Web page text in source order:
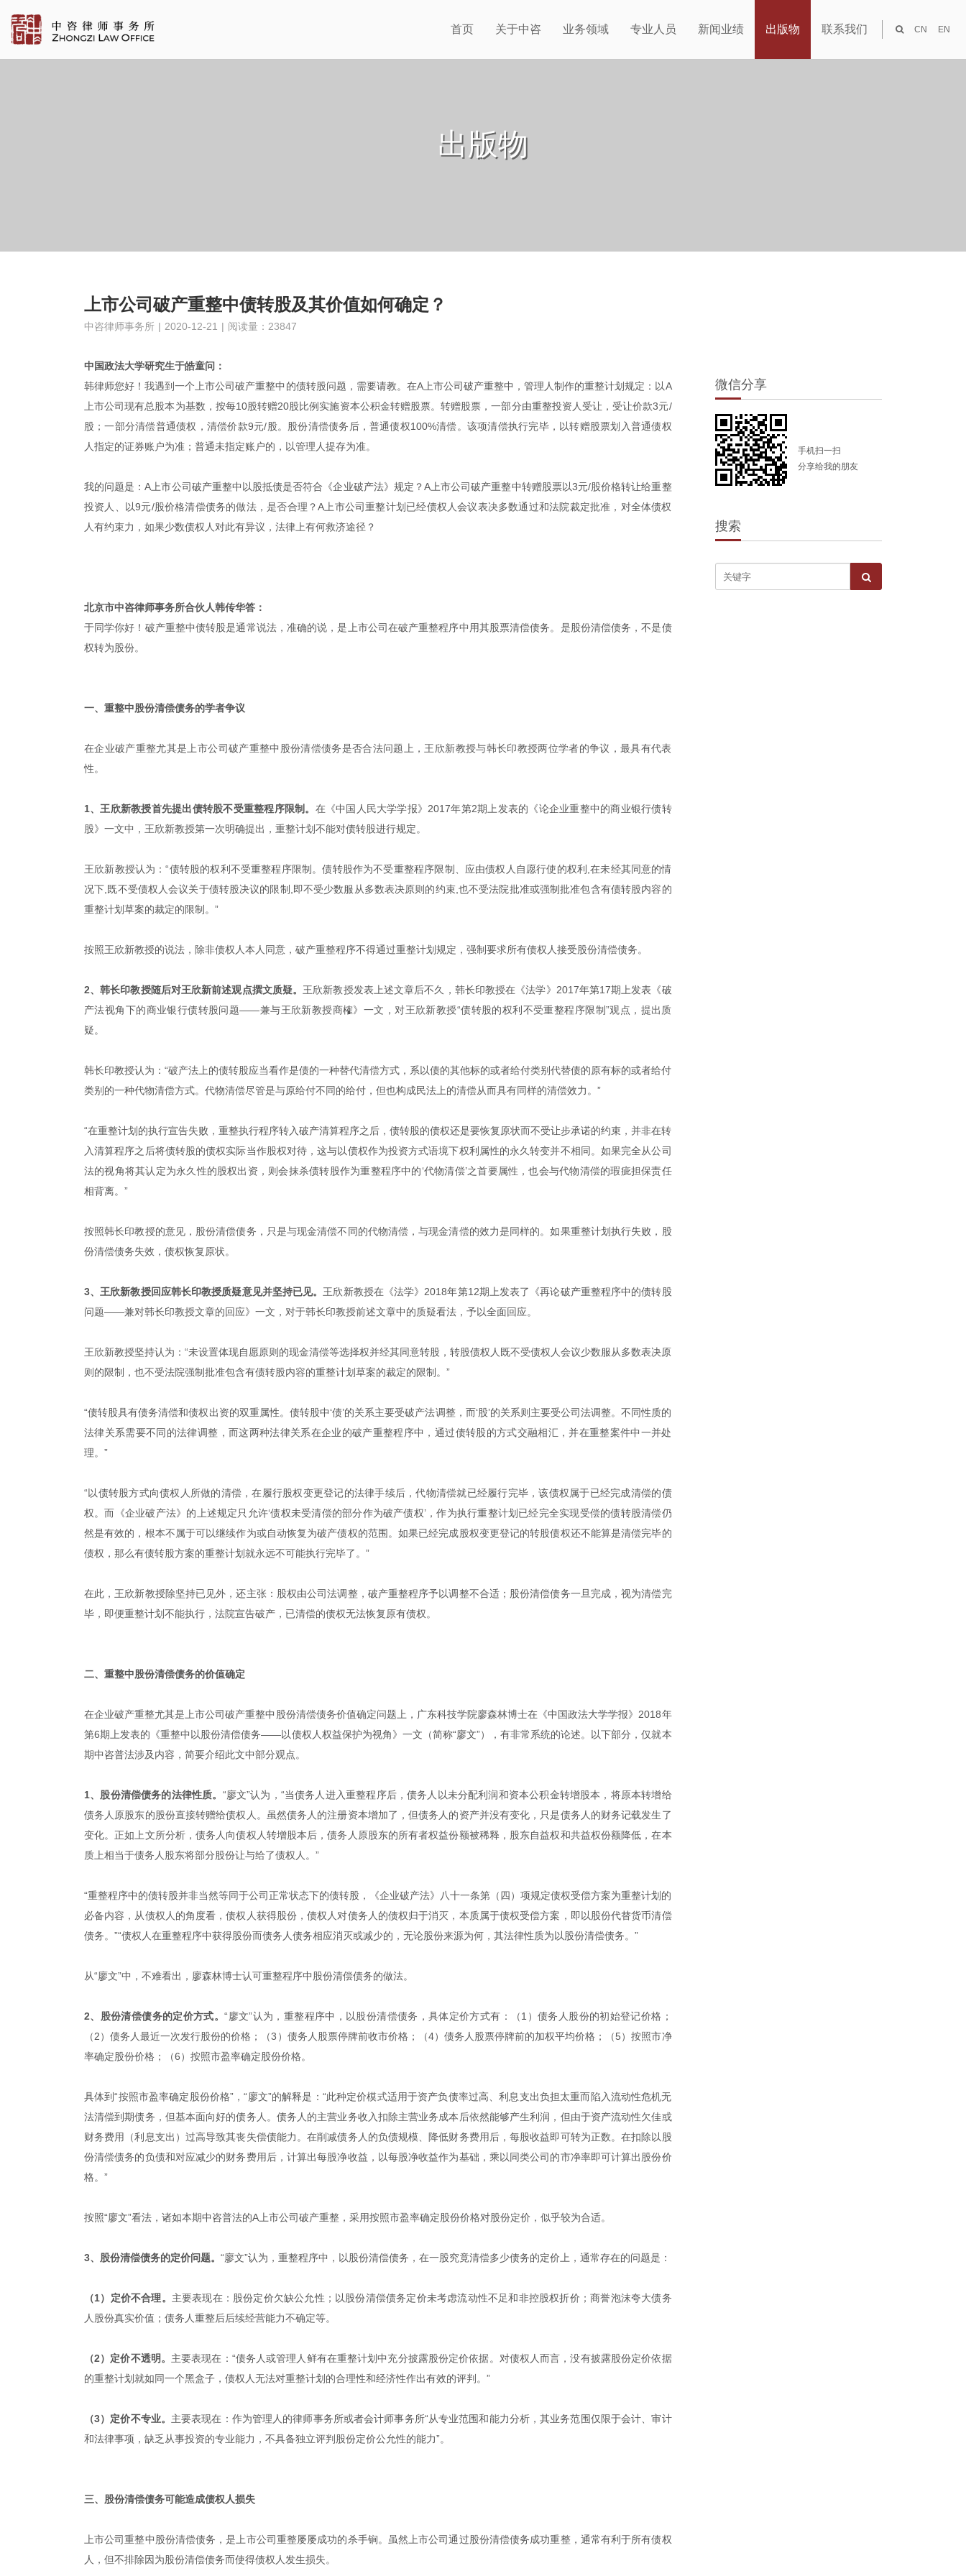
首页 关于中咨 业务领域 专业人员 新闻业绩 出版物 联系我们 CN EN
出版物
上市公司破产重整中债转股及其价值如何确定？
中咨律师事务所 | 2020-12-21 | 阅读量：23847
中国政法大学研究生于皓童问：
韩律师您好！我遇到一个上市公司破产重整中的债转股问题，需要请教。在A上市公司破产重整中，管理人制作的重整计划规定：以A
上市公司现有总股本为基数，按每10股转赠20股比例实施资本公积金转赠股票。转赠股票，一部分由重整投资人受让，受让价款3元/
股；一部分清偿普通债权，清偿价款9元/股。股份清偿债务后，普通债权100%清偿。该项清偿执行完毕，以转赠股票划入普通债权
人指定的证券账户为准；普通未指定账户的，以管理人提存为准。
我的问题是：A上市公司破产重整中以股抵债是否符合《企业破产法》规定？A上市公司破产重整中转赠股票以3元/股价格转让给重整
投资人、以9元/股价格清偿债务的做法，是否合理？A上市公司重整计划已经债权人会议表决多数通过和法院裁定批准，对全体债权
人有约束力，如果少数债权人对此有异议，法律上有何救济途径？
北京市中咨律师事务所合伙人韩传华答：
于同学你好！破产重整中债转股是通常说法，准确的说，是上市公司在破产重整程序中用其股票清偿债务。是股份清偿债务，不是债
权转为股份。
一、重整中股份清偿债务的学者争议
在企业破产重整尤其是上市公司破产重整中股份清偿债务是否合法问题上，王欣新教授与韩长印教授两位学者的争议，最具有代表
性。
1、王欣新教授首先提出债转股不受重整程序限制。 在《中国人民大学学报》2017年第2期上发表的《论企业重整中的商业银行债转
股》一文中，王欣新教授第一次明确提出，重整计划不能对债转股进行规定。
王欣新教授认为：“债转股的权利不受重整程序限制。债转股作为不受重整程序限制、应由债权人自愿行使的权利,在未经其同意的情
况下,既不受债权人会议关于债转股决议的限制,即不受少数服从多数表决原则的约束,也不受法院批准或强制批准包含有债转股内容的
重整计划草案的裁定的限制。”
按照王欣新教授的说法，除非债权人本人同意，破产重整程序不得通过重整计划规定，强制要求所有债权人接受股份清偿债务。
2、韩长印教授随后对王欣新前述观点撰文质疑。 王欣新教授发表上述文章后不久，韩长印教授在《法学》2017年第17期上发表《破
产法视角下的商业银行债转股问题——兼与王欣新教授商榷》一文，对王欣新教授“债转股的权利不受重整程序限制”观点，提出质
疑。
韩长印教授认为：“破产法上的债转股应当看作是债的一种替代清偿方式，系以债的其他标的或者给付类别代替债的原有标的或者给付
类别的一种代物清偿方式。代物清偿尽管是与原给付不同的给付，但也构成民法上的清偿从而具有同样的清偿效力。”
“在重整计划的执行宣告失败，重整执行程序转入破产清算程序之后，债转股的债权还是要恢复原状而不受让步承诺的约束，并非在转
入清算程序之后将债转股的债权实际当作股权对待，这与以债权作为投资方式语境下权利属性的永久转变并不相同。如果完全从公司
法的视角将其认定为永久性的股权出资，则会抹杀债转股作为重整程序中的‘代物清偿’之首要属性，也会与代物清偿的瑕疵担保责任
相背离。”
按照韩长印教授的意见，股份清偿债务，只是与现金清偿不同的代物清偿，与现金清偿的效力是同样的。如果重整计划执行失败，股
份清偿债务失效，债权恢复原状。
3、王欣新教授回应韩长印教授质疑意见并坚持已见。 王欣新教授在《法学》2018年第12期上发表了《再论破产重整程序中的债转股
问题——兼对韩长印教授文章的回应》一文，对于韩长印教授前述文章中的质疑看法，予以全面回应。
王欣新教授坚持认为：“未设置体现自愿原则的现金清偿等选择权并经其同意转股，转股债权人既不受债权人会议少数服从多数表决原
则的限制，也不受法院强制批准包含有债转股内容的重整计划草案的裁定的限制。”
“债转股具有债务清偿和债权出资的双重属性。债转股中‘债’的关系主要受破产法调整，而‘股’的关系则主要受公司法调整。不同性质的
法律关系需要不同的法律调整，而这两种法律关系在企业的破产重整程序中，通过债转股的方式交融相汇，并在重整案件中一并处
理。”
“以债转股方式向债权人所做的清偿，在履行股权变更登记的法律手续后，代物清偿就已经履行完毕，该债权属于已经完成清偿的债
权。而《企业破产法》的上述规定只允许‘债权未受清偿的部分作为破产债权’，作为执行重整计划已经完全实现受偿的债转股清偿仍
然是有效的，根本不属于可以继续作为或自动恢复为破产债权的范围。如果已经完成股权变更登记的转股债权还不能算是清偿完毕的
债权，那么有债转股方案的重整计划就永远不可能执行完毕了。”
在此，王欣新教授除坚持已见外，还主张：股权由公司法调整，破产重整程序予以调整不合适；股份清偿债务一旦完成，视为清偿完
毕，即便重整计划不能执行，法院宣告破产，已清偿的债权无法恢复原有债权。
二、重整中股份清偿债务的价值确定
在企业破产重整尤其是上市公司破产重整中股份清偿债务价值确定问题上，广东科技学院廖森林博士在《中国政法大学学报》2018年
第6期上发表的《重整中以股份清偿债务——以债权人权益保护为视角》一文（简称“廖文”），有非常系统的论述。以下部分，仅就本
期中咨普法涉及内容，简要介绍此文中部分观点。
1、股份清偿债务的法律性质。 “廖文”认为，“当债务人进入重整程序后，债务人以未分配利润和资本公积金转增股本，将原本转增给
债务人原股东的股份直接转赠给债权人。虽然债务人的注册资本增加了，但债务人的资产并没有变化，只是债务人的财务记载发生了
变化。正如上文所分析，债务人向债权人转增股本后，债务人原股东的所有者权益份额被稀释，股东自益权和共益权份额降低，在本
质上相当于债务人股东将部分股份让与给了债权人。”
“重整程序中的债转股并非当然等同于公司正常状态下的债转股，《企业破产法》八十一条第（四）项规定债权受偿方案为重整计划的
必备内容，从债权人的角度看，债权人获得股份，债权人对债务人的债权归于消灭，本质属于债权受偿方案，即以股份代替货币清偿
债务。”“债权人在重整程序中获得股份而债务人债务相应消灭或减少的，无论股份来源为何，其法律性质为以股份清偿债务。”
从“廖文”中，不难看出，廖森林博士认可重整程序中股份清偿债务的做法。
2、股份清偿债务的定价方式。“廖文”认为，重整程序中，以股份清偿债务，具体定价方式有：（1）债务人股份的初始登记价格；
（2）债务人最近一次发行股份的价格；（3）债务人股票停牌前收市价格；（4）债务人股票停牌前的加权平均价格；（5）按照市净
率确定股份价格；（6）按照市盈率确定股份价格。
具体到“按照市盈率确定股份价格”，“廖文”的解释是：“此种定价模式适用于资产负债率过高、利息支出负担太重而陷入流动性危机无
法清偿到期债务，但基本面向好的债务人。债务人的主营业务收入扣除主营业务成本后依然能够产生利润，但由于资产流动性欠佳或
财务费用（利息支出）过高导致其丧失偿债能力。在削减债务人的负债规模、降低财务费用后，每股收益即可转为正数。在扣除以股
份清偿债务的负债和对应减少的财务费用后，计算出每股净收益，以每股净收益作为基础，乘以同类公司的市净率即可计算出股份价
格。”
按照“廖文”看法，诸如本期中咨普法的A上市公司破产重整，采用按照市盈率确定股份价格对股份定价，似乎较为合适。
3、股份清偿债务的定价问题。 “廖文”认为，重整程序中，以股份清偿债务，在一股究竟清偿多少债务的定价上，通常存在的问题是：
（1）定价不合理。 主要表现在：股份定价欠缺公允性；以股份清偿债务定价未考虑流动性不足和非控股权折价；商誉泡沫夸大债务
人股份真实价值；债务人重整后后续经营能力不确定等。
（2）定价不透明。 主要表现在：“债务人或管理人鲜有在重整计划中充分披露股份定价依据。对债权人而言，没有披露股份定价依据
的重整计划就如同一个黑盒子，债权人无法对重整计划的合理性和经济性作出有效的评判。”
（3）定价不专业。 主要表现在：作为管理人的律师事务所或者会计师事务所“从专业范围和能力分析，其业务范围仅限于会计、审计
和法律事项，缺乏从事投资的专业能力，不具备独立评判股份定价公允性的能力”。
三、股份清偿债务可能造成债权人损失
上市公司重整中股份清偿债务，是上市公司重整屡屡成功的杀手锏。虽然上市公司通过股份清偿债务成功重整，通常有利于所有债权
人，但不排除因为股份清偿债务而使得债权人发生损失。
微信分享
手机扫一扫
分享给我的朋友
搜索